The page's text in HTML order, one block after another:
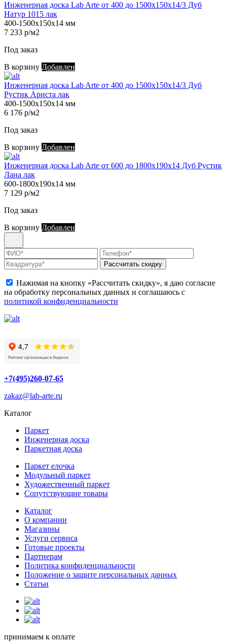
Инженерная доска Lab Arte от 400 до 1500х150х14/3 Дуб
Натур 1015 лак
400-1500х150х14 мм
7 233 р/м2
Под заказ
В корзину Добавлен
Инженерная доска Lab Arte от 400 до 1500х150х14/3 Дуб
Рустик Ариста лак
400-1500х150х14 мм
6 176 р/м2
Под заказ
В корзину Добавлен
Инженерная доска Lab Arte от 600 до 1800х190х14 Дуб Рустик
Лана лак
600-1800х190х14 мм
7 129 р/м2
Под заказ
В корзину Добавлен
Рассчитать скидку
Нажимая на кнопку «Рассчитать скидку», я даю согласие
на обработку персональных данных и соглашаюсь с
политикой конфиденциальности
+7(495)260-07-65
zakaz@lab-arte.ru
Каталог
Паркет
Инженерная доска
Паркетная доска
Паркет елочка
Модульный паркет
Художественный паркет
Сопутствующие товары
Каталог
О компании
Магазины
Услуги сервиса
Готовые проекты
Партнерам
Политика конфиденциальности
Положение о защите персональных данных
Статьи
принимаем к оплате